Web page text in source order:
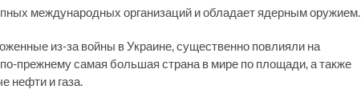
международных организаций и обладает ядерным оружием.
из-за войны в Украине, существенно повлияли на
прежнему самая большая страна в мире по площади, а также
нефти и газа.